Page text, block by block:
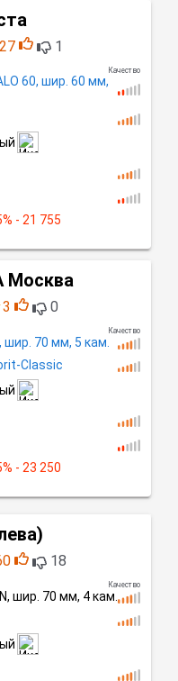
27 1
Качество
60, шир. 60 мм,
- 21 755
Москва
3 0
Качество
шир. 70 мм, 5 кам.
Classic
- 23 250
18
Качество
шир. 70 мм, 4кам.